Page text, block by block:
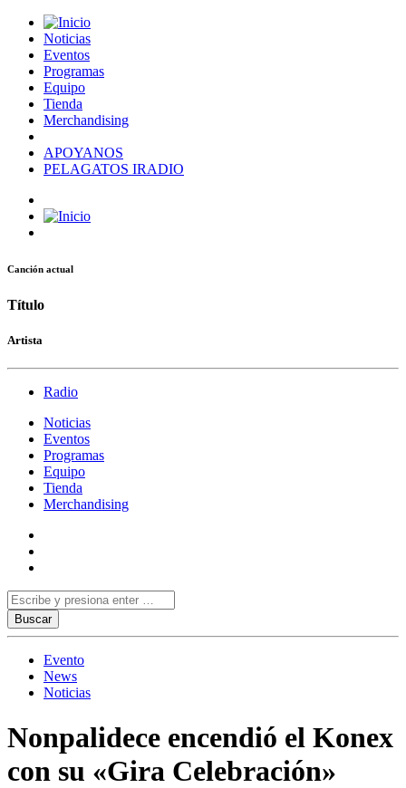
Noticias
Eventos
Programas
Equipo
Tienda
Merchandising
APOYANOS
PELAGATOS IRADIO
Canción actual
Título
Artista
Radio
Noticias
Eventos
Programas
Equipo
Tienda
Merchandising
Evento
News
Noticias
Nonpalidece encendió el Konex
con su «Gira Celebración»